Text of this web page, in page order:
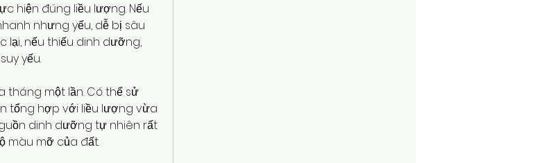
hiện đúng liều lượng. Nếu
nhưng yếu, dễ bị sâu
lại, nếu thiếu dinh dưỡng,
yếu.
tháng một lần. Có thể sử
tổng hợp với liều lượng vừa
dinh dưỡng tự nhiên rất
màu mỡ của đất.